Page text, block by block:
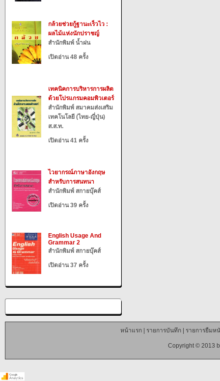
กล้วยช่วยกู้ฐานะเร็วไว :
ผลไม้แห่งนักปราชญ์
สำนักพิมพ์ น้ำฝน
เปิดอ่าน 48 ครั้ง
เทคนิคการบริหารการผลิต
ด้วยโปรแกรมคอมพิวเตอร์
สำนักพิมพ์ สมาคมส่งเสริม
เทคโนโลยี (ไทย-ญี่ปุ่น)
ส.ส.ท.
เปิดอ่าน 41 ครั้ง
ไวยากรณ์ภาษาอังกฤษ
สำหรับการสนทนา
สำนักพิมพ์ สกายบุ๊คส์
เปิดอ่าน 39 ครั้ง
English Usage And
Grammar 2
สำนักพิมพ์ สกายบุ๊คส์
เปิดอ่าน 37 ครั้ง
หน้าแรก| รายการบันทึก| รายการยืมห
Copyright © 2013